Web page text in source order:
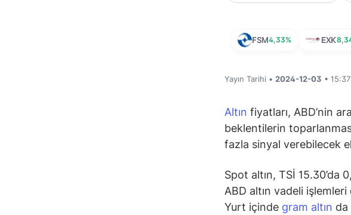
FSM4,33% EXK
Yayın Tarihi • 2024-12-03 •
Altın fiyatları, ABD’nin
beklentilerin
fazla sinyal verebilecek
Spot altın, TSİ 15.30’da
ABD altın vadeli
Yurt içinde gram altın da